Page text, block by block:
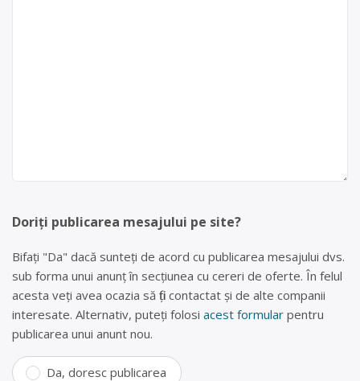
Doriți publicarea mesajului pe site?
Bifați "Da" dacă sunteți de acord cu publicarea mesajului dvs.
sub forma unui anunț în secțiunea cu cereri de oferte. În felul
acesta veți avea ocazia să fiți contactat și de alte companii
interesate. Alternativ, puteți folosi acest formular pentru
publicarea unui anunt nou.
Da, doresc publicarea